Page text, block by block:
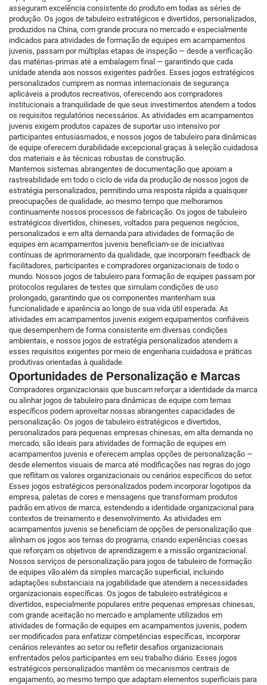
asseguram excelência consistente do produto em todas as séries de
produção. Os jogos de tabuleiro estratégicos e divertidos, personalizados,
produzidos na China, com grande procura no mercado e especialmente
indicados para atividades de formação de equipes em acampamentos
juvenis, passam por múltiplas etapas de inspeção — desde a verificação
das matérias-primas até a embalagem final — garantindo que cada
unidade atenda aos nossos exigentes padrões. Esses jogos estratégicos
personalizados cumprem as normas internacionais de segurança
aplicáveis a produtos recreativos, oferecendo aos compradores
institucionais a tranquilidade de que seus investimentos atendem a todos
os requisitos regulatórios necessários. As atividades em acampamentos
juvenis exigem produtos capazes de suportar uso intensivo por
participantes entusiasmados, e nossos jogos de tabuleiro para dinâmicas
de equipe oferecem durabilidade excepcional graças à seleção cuidadosa
dos materiais e às técnicas robustas de construção.
Mantemos sistemas abrangentes de documentação que apoiam a
rastreabilidade em todo o ciclo de vida da produção de nossos jogos de
estratégia personalizados, permitindo uma resposta rápida a quaisquer
preocupações de qualidade, ao mesmo tempo que melhoramos
continuamente nossos processos de fabricação. Os jogos de tabuleiro
estratégicos divertidos, chineses, voltados para pequenos negócios,
personalizados e em alta demanda para atividades de formação de
equipes em acampamentos juvenis beneficiam-se de iniciativas
contínuas de aprimoramento da qualidade, que incorporam feedback de
facilitadores, participantes e compradores organizacionais de todo o
mundo. Nossos jogos de tabuleiro para formação de equipes passam por
protocolos regulares de testes que simulam condições de uso
prolongado, garantindo que os componentes mantenham sua
funcionalidade e aparência ao longo de sua vida útil esperada. As
atividades em acampamentos juvenis exigem equipamentos confiáveis
que desempenhem de forma consistente em diversas condições
ambientais, e nossos jogos de estratégia personalizados atendem a
esses requisitos exigentes por meio de engenharia cuidadosa e práticas
produtivas orientadas à qualidade.
Oportunidades de Personalização e Marcas
Compradores organizacionais que buscam reforçar a identidade da marca
ou alinhar jogos de tabuleiro para dinâmicas de equipe com temas
específicos podem aproveitar nossas abrangentes capacidades de
personalização. Os jogos de tabuleiro estratégicos e divertidos,
personalizados para pequenas empresas chinesas, em alta demanda no
mercado, são ideais para atividades de formação de equipes em
acampamentos juvenis e oferecem amplas opções de personalização —
desde elementos visuais de marca até modificações nas regras do jogo
que reflitam os valores organizacionais ou cenários específicos do setor.
Esses jogos estratégicos personalizados podem incorporar logotipos da
empresa, paletas de cores e mensagens que transformam produtos
padrão em ativos de marca, estendendo a identidade organizacional para
contextos de treinamento e desenvolvimento. As atividades em
acampamentos juvenis se beneficiam de opções de personalização que
alinham os jogos aos temas do programa, criando experiências coesas
que reforçam os objetivos de aprendizagem e a missão organizacional.
Nossos serviços de personalização para jogos de tabuleiro de formação
de equipes vão além da simples marcação superficial, incluindo
adaptações substanciais na jogabilidade que atendem a necessidades
organizacionais específicas. Os jogos de tabuleiro estratégicos e
divertidos, especialmente populares entre pequenas empresas chinesas,
com grande aceitação no mercado e amplamente utilizados em
atividades de formação de equipes em acampamentos juvenis, podem
ser modificados para enfatizar competências específicas, incorporar
cenários relevantes ao setor ou refletir desafios organizacionais
enfrentados pelos participantes em seu trabalho diário. Esses jogos
estratégicos personalizados mantêm os mecanismos centrais de
engajamento, ao mesmo tempo que adaptam elementos superficiais para